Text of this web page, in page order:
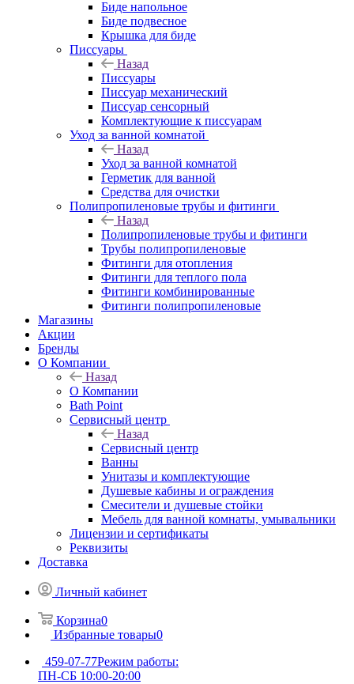
Биде напольное
Биде подвесное
Крышка для биде
Писсуары
Назад
Писсуары
Писсуар механический
Писсуар сенсорный
Комплектующие к писсуарам
Уход за ванной комнатой
Назад
Уход за ванной комнатой
Герметик для ванной
Средства для очистки
Полипропиленовые трубы и фитинги
Назад
Полипропиленовые трубы и фитинги
Трубы полипропиленовые
Фитинги для отопления
Фитинги для теплого пола
Фитинги комбинированные
Фитинги полипропиленовые
Магазины
Акции
Бренды
О Компании
Назад
О Компании
Bath Point
Сервисный центр
Назад
Сервисный центр
Ванны
Унитазы и комплектующие
Душевые кабины и ограждения
Смесители и душевые стойки
Мебель для ванной комнаты, умывальники
Лицензии и сертификаты
Реквизиты
Доставка
Личный кабинет
Корзина0
Избранные товары0
459-07-77Режим работы:
ПН-СБ 10:00-20:00